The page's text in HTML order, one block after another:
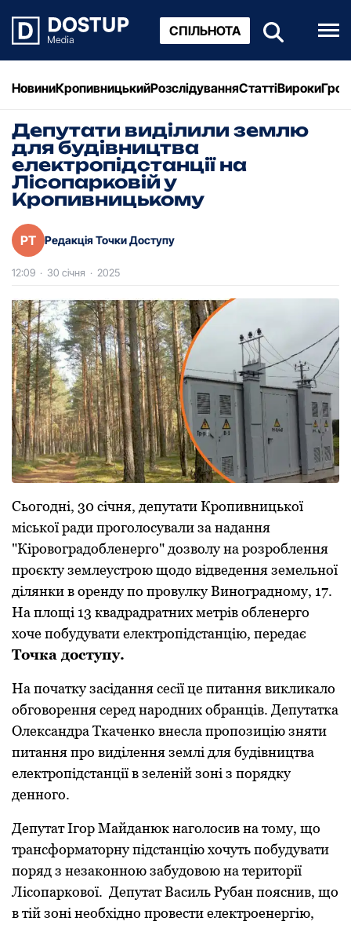
СПІЛЬНОТА
НовиниКропивницькийРозслідуванняСтаттіВироки
Депутати виділили землю
для будівництва
електропідстанції на
Лісопарковій у
Кропивницькому
РТ Редакція Точки Доступу
12:09 · 30 січня · 2025
Сьогодні, 30 січня, депутати Кропивницької
міської ради проголосували за надання
"Кіровоградобленерго" дозволу на розроблення
проєкту землеустрою щодо відведення земельної
ділянки в оренду по провулку Виноградному, 17.
На площі 13 квадрадратних метрів обленерго
хоче побудувати електропідстанцію, передає
Точка доступу.
На початку засідання сесії це питання викликало
обговорення серед народних обранців. Депутатка
Олександра Ткаченко внесла пропозицію зняти
питання про виділення землі для будівництва
електропідстанції в зеленій зоні з порядку
денного.
Депутат Ігор Майданюк наголосив на тому, що
трансформаторну підстанцію хочуть побудувати
поряд з незаконною забудовою на території
Лісопаркової. Депутат Василь Рубан пояснив, що
в тій зоні необхідно провести електроенергію,